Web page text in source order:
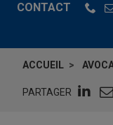
CONTACT
ACCUEIL
PARTAGER